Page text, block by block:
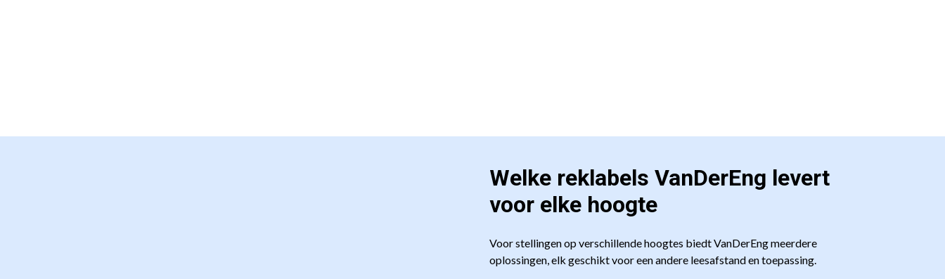
Welke reklabels VanDerEng levert
voor elke hoogte
Voor stellingen op verschillende hoogtes biedt VanDerEng meerdere
oplossingen, elk geschikt voor een andere leesafstand en toepassing.